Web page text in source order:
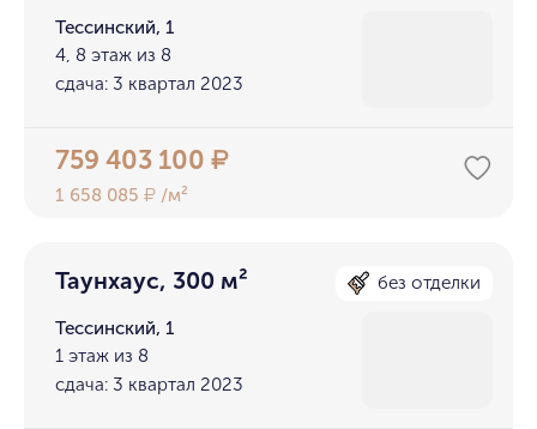
Тессинский, 1
4, 8 этаж из 8
сдача: 3 квартал 2023
759 403 100₽
1 658 085₽ /м²
Таунхаус, 300 м² без отделки
Тессинский, 1
1 этаж из 8
сдача: 3 квартал 2023